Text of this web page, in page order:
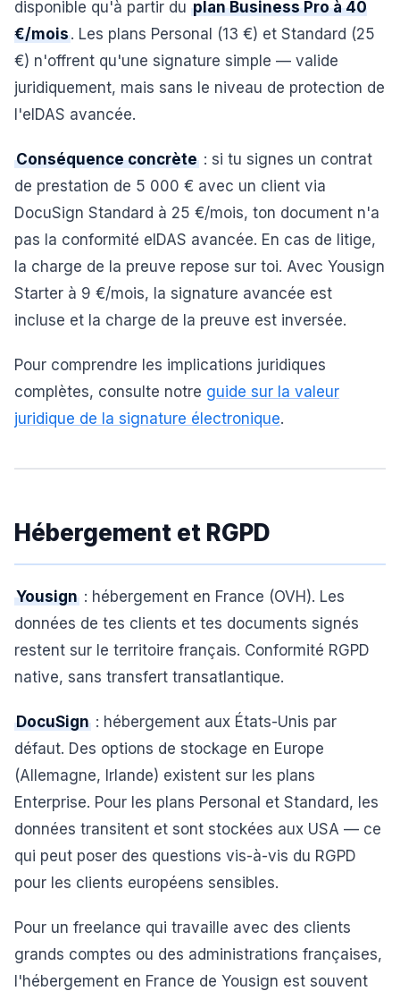
disponible qu'à partir du plan Business Pro à 40
€/mois. Les plans Personal (13 €) et Standard (25
€) n'offrent qu'une signature simple — valide
juridiquement, mais sans le niveau de protection de
l'eIDAS avancée.
Conséquence concrète : si tu signes un contrat
de prestation de 5 000 € avec un client via
DocuSign Standard à 25 €/mois, ton document n'a
pas la conformité eIDAS avancée. En cas de litige,
la charge de la preuve repose sur toi. Avec Yousign
Starter à 9 €/mois, la signature avancée est
incluse et la charge de la preuve est inversée.
Pour comprendre les implications juridiques
complètes, consulte notre guide sur la valeur
juridique de la signature électronique.
Hébergement et RGPD
Yousign : hébergement en France (OVH). Les
données de tes clients et tes documents signés
restent sur le territoire français. Conformité RGPD
native, sans transfert transatlantique.
DocuSign : hébergement aux États-Unis par
défaut. Des options de stockage en Europe
(Allemagne, Irlande) existent sur les plans
Enterprise. Pour les plans Personal et Standard, les
données transitent et sont stockées aux USA — ce
qui peut poser des questions vis-à-vis du RGPD
pour les clients européens sensibles.
Pour un freelance qui travaille avec des clients
grands comptes ou des administrations françaises,
l'hébergement en France de Yousign est souvent